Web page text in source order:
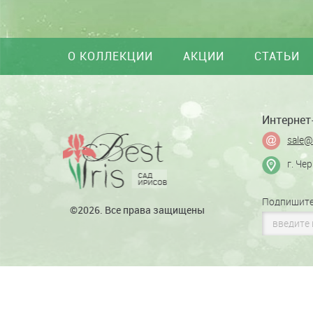
О КОЛЛЕКЦИИ АКЦИИ СТАТЬИ
©2026. Все права защищены
г.